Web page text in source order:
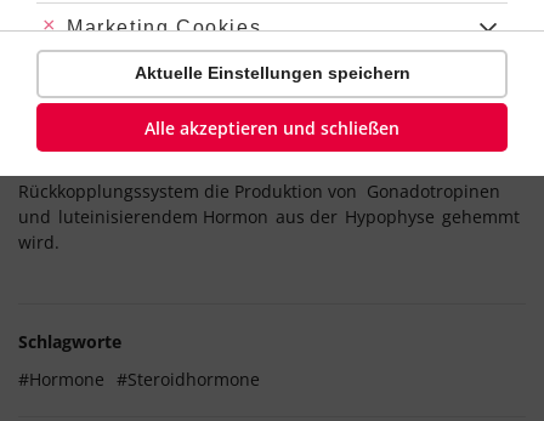
bewirken sie dieEntwicklung der weiblichen
Geschlechtsorgane
und der sekundären
Geschlechtsmerkmale. Bei geschlechtsreifen Frauen bewirken
sie die Wucherung der
Menstruationszyklus) und die Aufrechterhaltung der
Rückkopplungssystem die Produktion von Gonadotropinen
und luteinisierendem Hormon aus der Hypophyse gehemmt
wird.
Schlagworte
#Hormone #Steroidhormone
Abgelehnt:
Marketing Cookies
Abgelehnt:
Personalisierungs-Cookies
Aktuelle Einstellungen speichern
Alle akzeptieren und schließen